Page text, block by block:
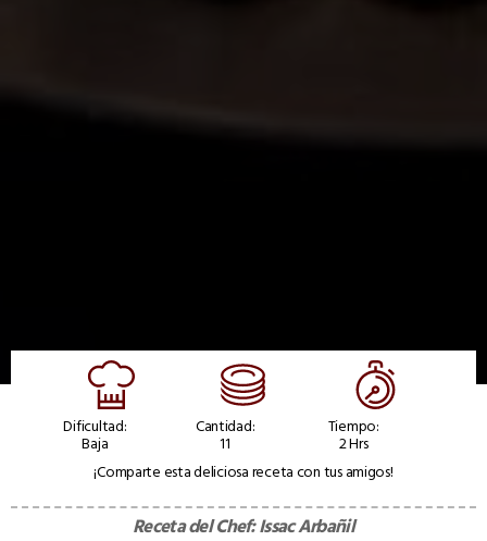
Dificultad:
Baja
Cantidad:
11
Tiempo:
2 Hrs
¡Comparte esta deliciosa receta con tus amigos!
Receta del Chef:Issac Arbañil